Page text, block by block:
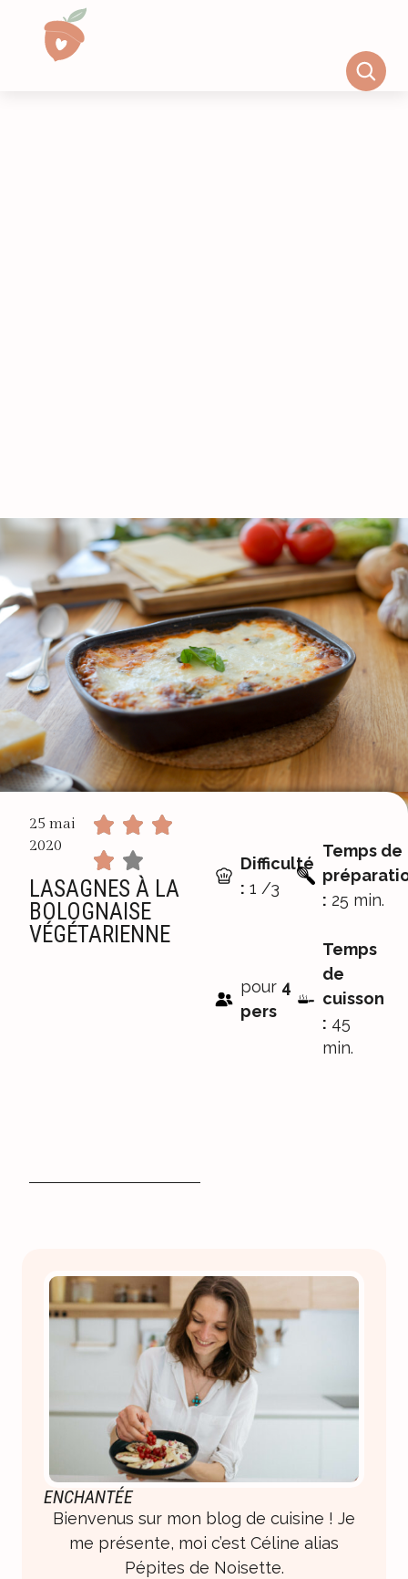
25 mai
2020
LASAGNES À LA
BOLOGNAISE
VÉGÉTARIENNE
Difficulté
: 1 /3
Temps de
: 25 min.
pour 4
pers
Temps
de
cuisson
: 45
min.
ENCHANTÉE
Bienvenus sur mon blog de cuisine ! Je
me présente, moi c’est Céline alias
Pépites de Noisette.